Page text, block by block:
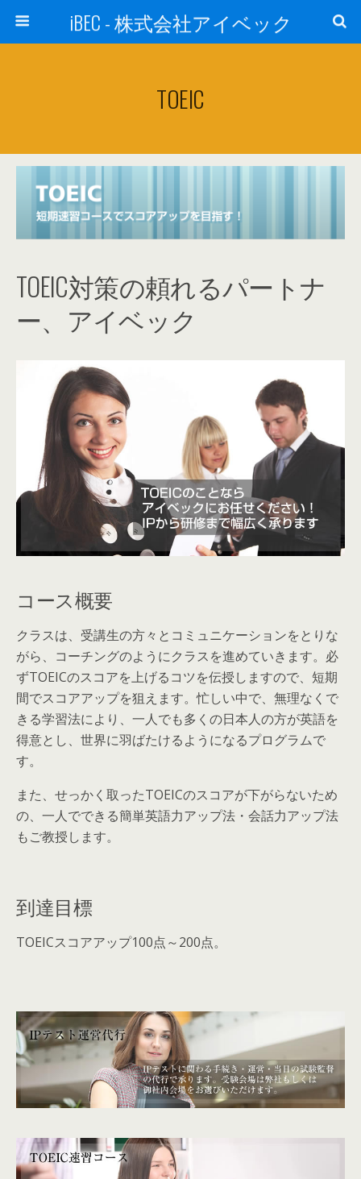
iBEC - 株式会社アイベック
TOEIC
TOEIC対策の頼れるパートナ
ー、アイベック
コース概要
クラスは、受講生の方々とコミュニケーションをとりな
がら、コーチングのようにクラスを進めていきます。必
ずTOEICのスコアを上げるコツを伝授しますので、短期
間でスコアアップを狙えます。忙しい中で、無理なくで
きる学習法により、一人でも多くの日本人の方が英語を
得意とし、世界に羽ばたけるようになるプログラムで
す。
また、せっかく取ったTOEICのスコアが下がらないため
の、一人でできる簡単英語力アップ法・会話力アップ法
もご教授します。
到達目標
TOEICスコアアップ100点～200点。